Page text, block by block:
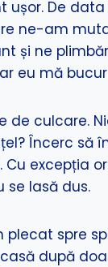
ușor. De
ne-am
și ne
eu mă
culcare.
Încerc să
excepția
se lasă dus.
plecat spre
după